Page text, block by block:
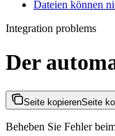
Dateien können
Integration problems
Der
Seite kopierenSeite
Beheben Sie Fehler